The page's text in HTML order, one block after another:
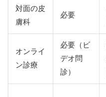
対面の皮
膚科
必要
オンライ
ン診療
必要（ビ
デオ問
診）